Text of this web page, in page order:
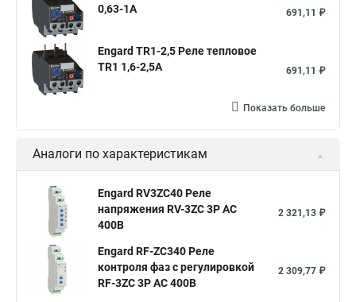
0,63-1A
691,11 ₽
Engard TR1-2,5 Реле тепловое
TR1 1,6-2,5A
691,11 ₽
Показать больше
Аналоги по характеристикам
Engard RV3ZC40 Реле
напряжения RV-3ZC 3Р АС
400В
2 321,13 ₽
Engard RF-ZC340 Реле
контроля фаз с регулировкой
RF-3ZC 3Р АС 400В
2 309,77 ₽